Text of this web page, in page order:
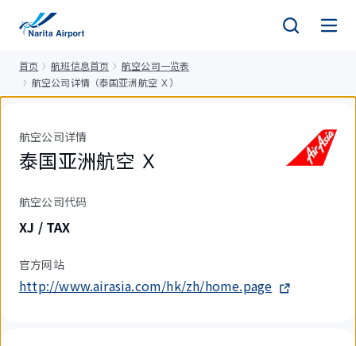
首页 航班信息首页
航空公司一览表
航空公司详情（泰国亚洲航空 Ｘ）
航空公司详情
泰国亚洲航空 Ｘ
航空公司代码
XJ / TAX
官方网站
http://www.airasia.com/hk/zh/home.page